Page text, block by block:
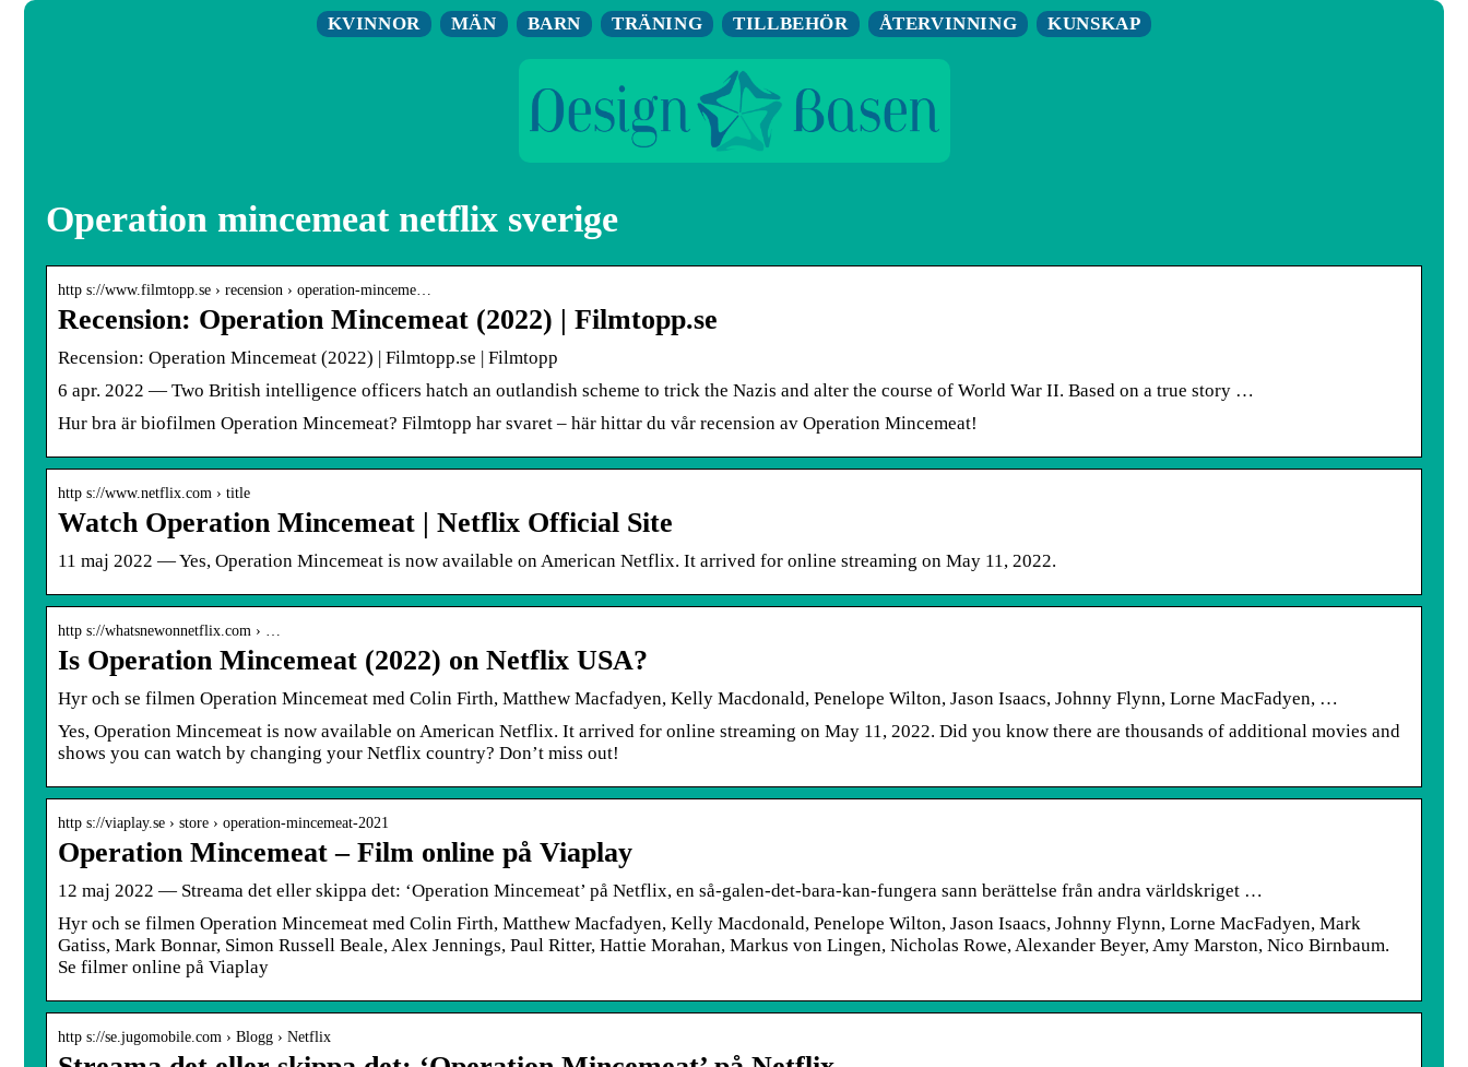
KVINNOR MÄN BARN TRÄNING TILLBEHÖR ÅTERVINNING KUNSKAP
Operation mincemeat netflix sverige
http s://www.filmtopp.se › recension › operation-minceme…
Recension: Operation Mincemeat (2022) | Filmtopp.se
Recension: Operation Mincemeat (2022) | Filmtopp.se | Filmtopp
6 apr. 2022 — Two British intelligence officers hatch an outlandish scheme to trick the Nazis and alter the course of World War II. Based on a true story …
Hur bra är biofilmen Operation Mincemeat? Filmtopp har svaret – här hittar du vår recension av Operation Mincemeat!
http s://www.netflix.com › title
Watch Operation Mincemeat | Netflix Official Site
11 maj 2022 — Yes, Operation Mincemeat is now available on American Netflix. It arrived for online streaming on May 11, 2022.
http s://whatsnewonnetflix.com › …
Is Operation Mincemeat (2022) on Netflix USA?
Hyr och se filmen Operation Mincemeat med Colin Firth, Matthew Macfadyen, Kelly Macdonald, Penelope Wilton, Jason Isaacs, Johnny Flynn, Lorne MacFadyen, …
Yes, Operation Mincemeat is now available on American Netflix. It arrived for online streaming on May 11, 2022. Did you know there are thousands of additional movies and
shows you can watch by changing your Netflix country? Don’t miss out!
http s://viaplay.se › store › operation-mincemeat-2021
Operation Mincemeat – Film online på Viaplay
12 maj 2022 — Streama det eller skippa det: ‘Operation Mincemeat’ på Netflix, en så-galen-det-bara-kan-fungera sann berättelse från andra världskriget …
Hyr och se filmen Operation Mincemeat med Colin Firth, Matthew Macfadyen, Kelly Macdonald, Penelope Wilton, Jason Isaacs, Johnny Flynn, Lorne MacFadyen, Mark
Gatiss, Mark Bonnar, Simon Russell Beale, Alex Jennings, Paul Ritter, Hattie Morahan, Markus von Lingen, Nicholas Rowe, Alexander Beyer, Amy Marston, Nico Birnbaum.
Se filmer online på Viaplay
http s://se.jugomobile.com › Blogg › Netflix